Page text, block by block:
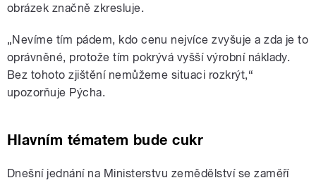
obrázek značně zkresluje.
„Nevíme tím pádem, kdo cenu nejvíce zvyšuje a zda je to
oprávněné, protože tím pokrývá vyšší výrobní náklady.
Bez tohoto zjištění nemůžeme situaci rozkrýt,“
upozorňuje Pýcha.
Hlavním tématem bude cukr
Dnešní jednání na Ministerstvu zemědělství se zaměří